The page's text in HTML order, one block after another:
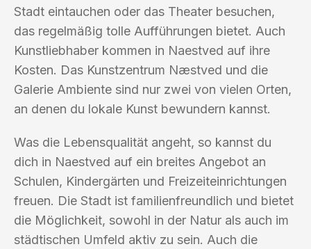
Stadt eintauchen oder das Theater besuchen,
das regelmäßig tolle Aufführungen bietet. Auch
Kunstliebhaber kommen in Naestved auf ihre
Kosten. Das Kunstzentrum Næstved und die
Galerie Ambiente sind nur zwei von vielen Orten,
an denen du lokale Kunst bewundern kannst.
Was die Lebensqualität angeht, so kannst du
dich in Naestved auf ein breites Angebot an
Schulen, Kindergärten und Freizeiteinrichtungen
freuen. Die Stadt ist familienfreundlich und bietet
die Möglichkeit, sowohl in der Natur als auch im
städtischen Umfeld aktiv zu sein. Auch die